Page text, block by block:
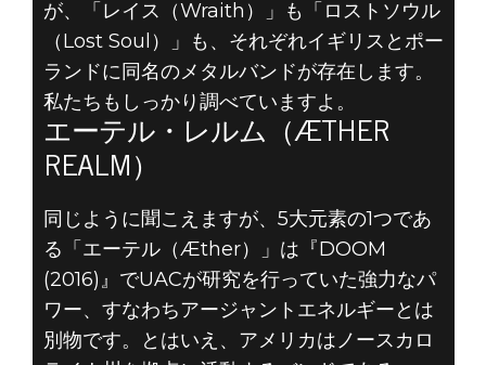
が、「レイス（Wraith）」も「ロストソウル
（Lost Soul）」も、それぞれイギリスとポー
ランドに同名のメタルバンドが存在します。
私たちもしっかり調べていますよ。
エーテル・レルム（ÆTHER
REALM）
同じように聞こえますが、5大元素の1つであ
る「エーテル（Æther）」は『DOOM
(2016)』でUACが研究を行っていた強力なパ
ワー、すなわちアージャントエネルギーとは
別物です。とはいえ、アメリカはノースカロ